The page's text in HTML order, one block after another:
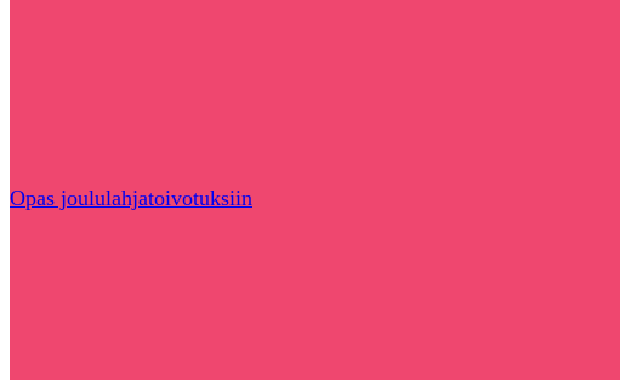
Opas joululahjatoivotuksiin